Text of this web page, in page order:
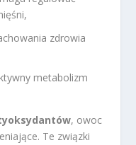
zdrowia
metabolizm
, owoc
Te związki